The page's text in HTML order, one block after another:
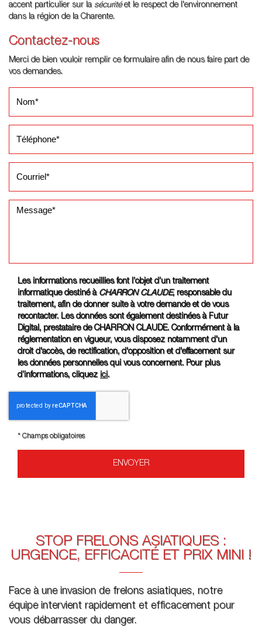
accent particulier sur la sécuritéet le respect de l'environnement
dans la région de la Charente.
Contactez-nous
Merci de bien vouloir remplir ce formulaire afin de nous faire part de
vos demandes.
Les informations recueillies font l’objet d’un traitement
informatique destiné à
CHARRON CLAUDE, responsable du
traitement, afin de donner suite à votre demande et de vous
recontacter. Les données sont également destinées à Futur
Digital, prestataire de CHARRON CLAUDE. Conformément à la
réglementation en vigueur, vous disposez notamment d'un
droit d'accès, de rectification, d'opposition et d'effacement sur
les données personnelles qui vous concernent. Pour plus
d’informations, cliquez ici.
*Champs obligatoires
STOP FRELONS ASIATIQUES :
URGENCE, EFFICACITÉ ET PRIX MINI !
Face à une invasion de frelons asiatiques, notre
équipe intervient rapidement et efficacement pour
vous débarrasser du danger.